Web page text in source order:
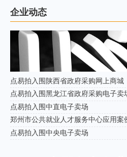
企业动态
点易拍入围陕西省政府采购网上商城
点易拍入围黑龙江省政府采购电子卖
点易拍入围中直电子卖场
郑州市公共就业人才服务中心应用案
点易拍入围中央电子卖场